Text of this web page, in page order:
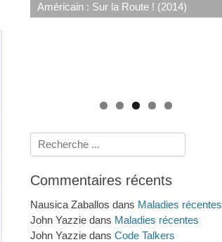
Américain : Sur la Route ! (2014)
delà du Dahlia Noir (2011)
Rechercher :
Commentaires récents
Nausica Zaballos dans Maladies récentes
John Yazzie dans Maladies récentes
John Yazzie dans Code Talkers